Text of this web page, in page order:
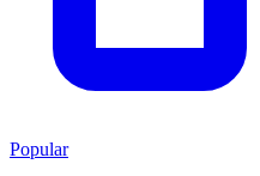
Popular